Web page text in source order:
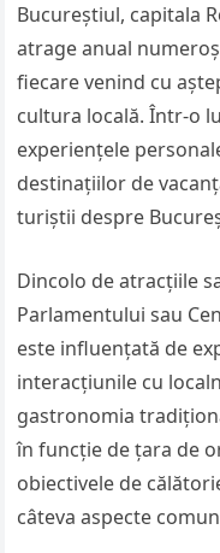
Bucureștiul, capitala
atrage anual
fiecare venind cu
cultura locală. Într-o
experiențele
destinațiilor de
turiștii despre
Dincolo de atracțiile
Parlamentului sau
este influențată de
interacțiunile cu
gastronomia
în funcție de țara de
obiectivele de
câteva aspecte